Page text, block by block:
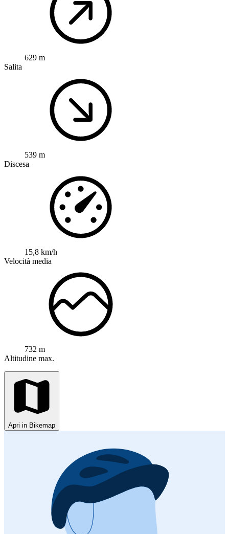
629 m
Salita
539 m
Discesa
15,8 km/h
Velocità media
732 m
Altitudine max.
Apri in Bikemap